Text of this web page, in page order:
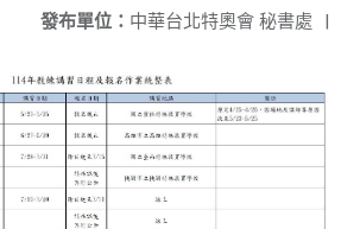
發布單位： 中華台北特奧會 秘書處 |